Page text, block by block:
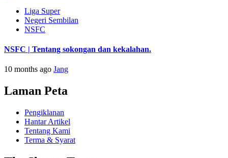
Liga Super
Negeri Sembilan
NSFC
NSFC | Tentang sokongan dan kekalahan.
10 months ago Jang
Laman Peta
Pengiklanan
Hantar Artikel
Tentang Kami
Terma & Syarat